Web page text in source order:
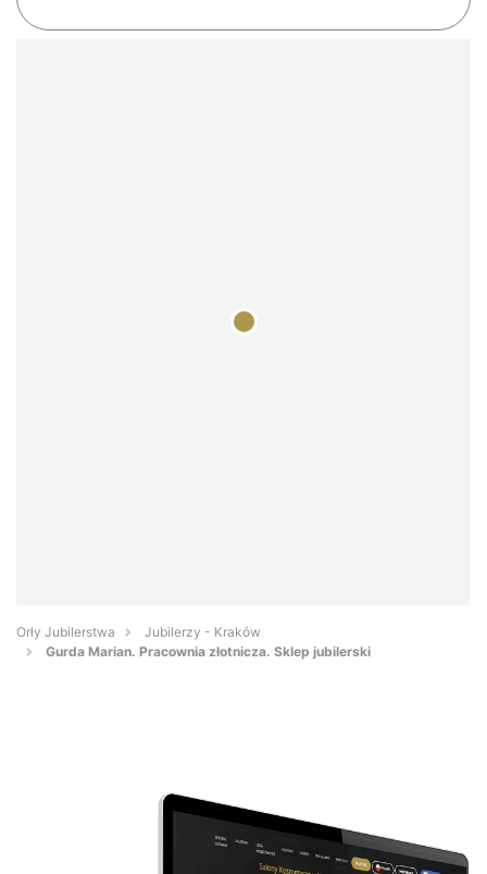
Orły Jubilerstwa
Jubilerzy - Kraków
Gurda Marian. Pracownia złotnicza. Sklep jubilerski